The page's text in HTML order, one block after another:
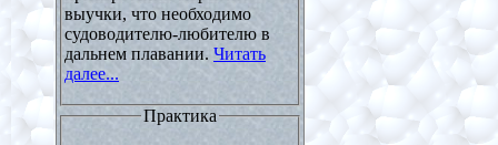
выучки, что необходимо
судоводителю-любителю в
дальнем плавании. Читать
далее...
Практика